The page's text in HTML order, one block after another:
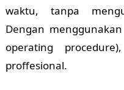
waktu, tanpa
Dengan
operating
proffesional.